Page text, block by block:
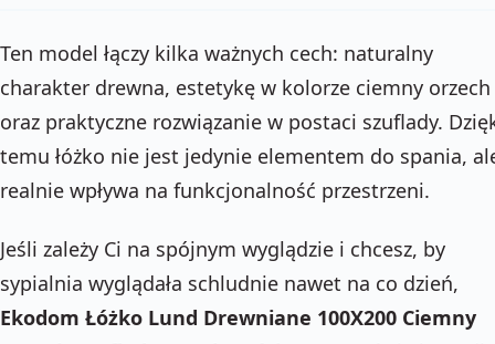
Ten model łączy kilka ważnych cech: naturalny
charakter drewna, estetykę w kolorze ciemny orzech
oraz praktyczne rozwiązanie w postaci szuflady.
temu łóżko nie jest jedynie elementem do spania,
realnie wpływa na funkcjonalność przestrzeni.
Jeśli zależy Ci na spójnym wyglądzie i chcesz, by
sypialnia wyglądała schludnie nawet na co dzień,
Ekodom Łóżko Lund Drewniane 100X200 Ciemny